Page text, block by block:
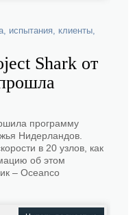
, испытания, клиенты,
Shark от
программу
Нидерландов.
в 20 узлов, как
об этом
– Oceanco